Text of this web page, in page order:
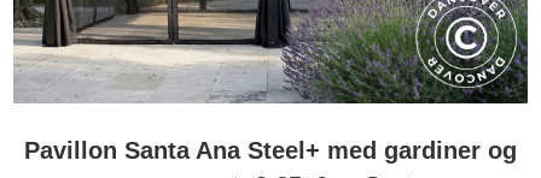
Pavillon Santa Ana Steel+ med gardiner og